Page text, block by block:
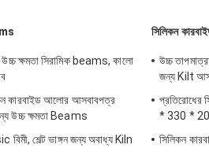
ক্ষমতা সিরামিক beams, কালো
কারবাইড আলোর আসবাবপত্র
উচ্চ ক্ষমতা Beams
বিমী, শেল্ট ভাঙ্গন জন্য অবাধ্য Kiln
সিলিকন
উচ্চ
জন্য Kilt
প্রতিরোধের
* 330 *
সিলিকন